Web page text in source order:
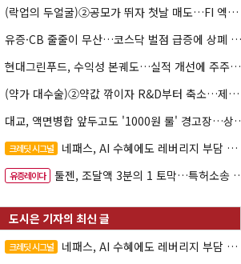
(락업의 두얼굴)②공모가 뛰자 첫날 매도…FI 엑시트 전략 갈렸다
유증·CB 줄줄이 무산…코스닥 벌점 급증에 상폐 압박
현대그린푸드, 수익성 본궤도…실적 개선에 주주환원까지
(약가 대수술)②약값 깎이자 R&D부터 축소…제약업계 비상경영 돌입
대교, 액면병합 앞두고
크레딧 시그널 네패스, AI 수혜에도 레버리지 부담 여전
유증레이다 툴젠, 조달액 3분의 1 토막…특허소송 비용부터 챙긴다
크레딧 시그널 네패스, AI 수혜에도 레버리지 부담 여전